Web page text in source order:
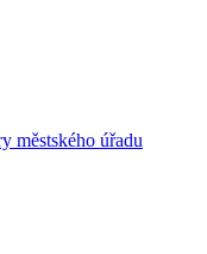
městského úřadu